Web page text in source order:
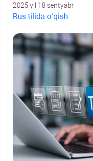
2025 yil 18 sentyabr
Rus tilida oʻqish